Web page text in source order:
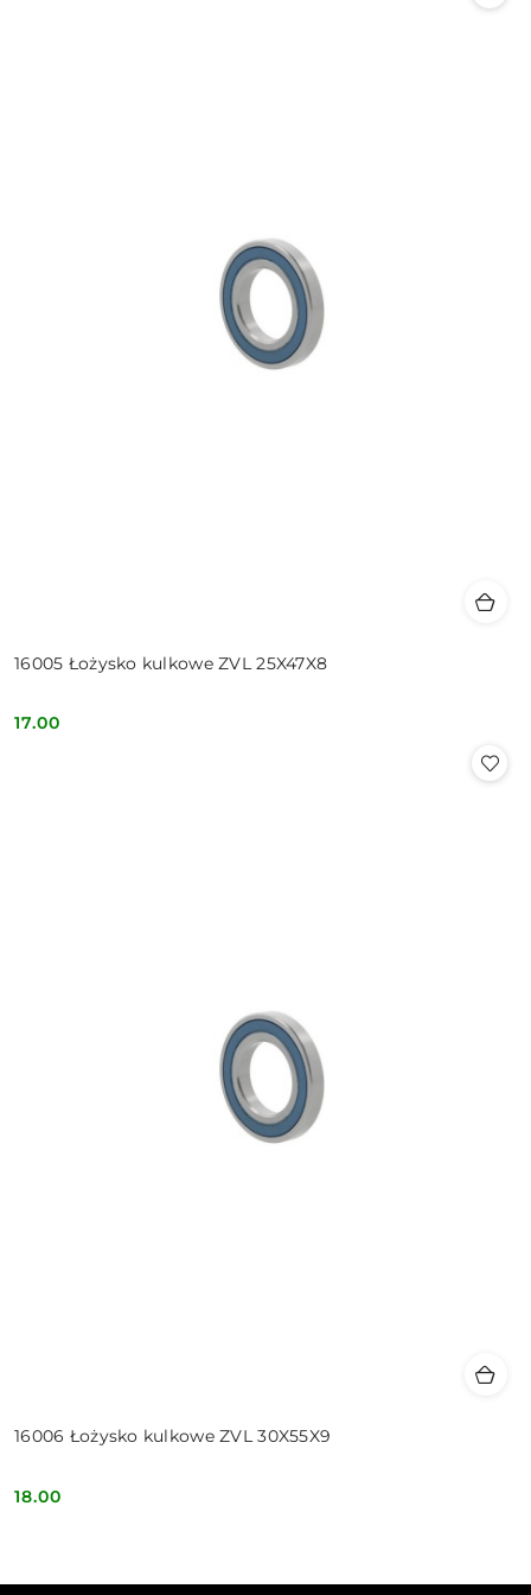
16005 Łożysko kulkowe ZVL 25X47X8
Cena:
17.00
16006 Łożysko kulkowe ZVL 30X55X9
Cena:
18.00